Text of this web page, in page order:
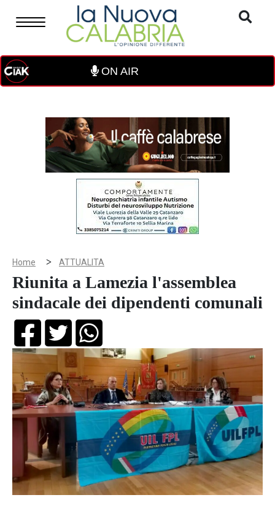
ON AIR
Home > ATTUALITA
Riunita a Lamezia l'assemblea
sindacale dei dipendenti comunali